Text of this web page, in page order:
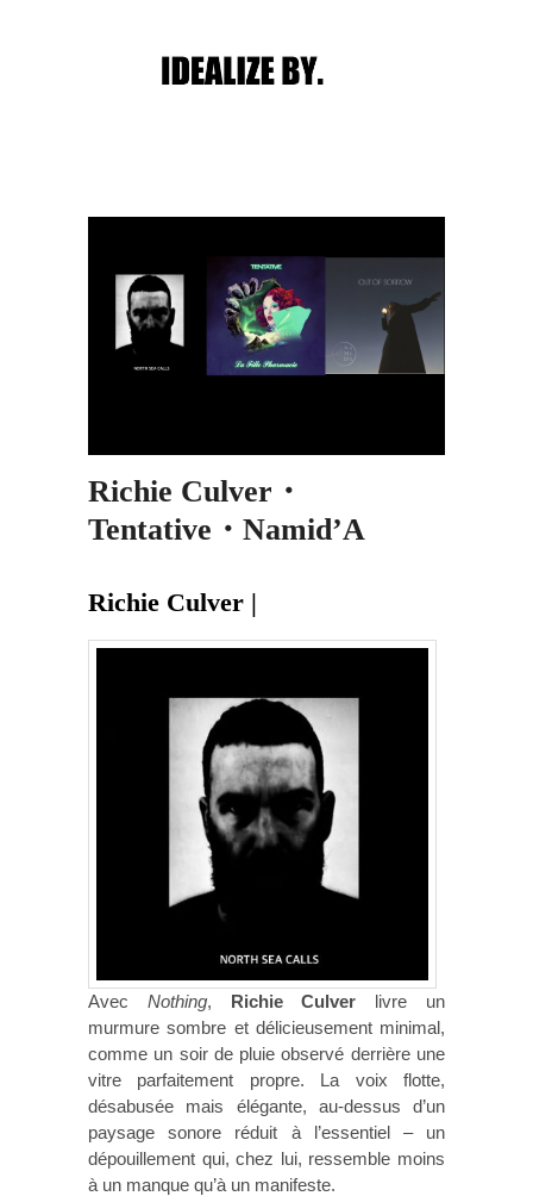
Richie Culver・
Tentative・Namid’A
Richie Culver |
Avec Nothing, Richie Culver livre un
murmure sombre et délicieusement minimal,
comme un soir de pluie observé derrière une
vitre parfaitement propre. La voix flotte,
désabusée mais élégante, au-dessus d’un
paysage sonore réduit à l’essentiel – un
dépouillement qui, chez lui, ressemble moins
à un manque qu’à un manifeste.